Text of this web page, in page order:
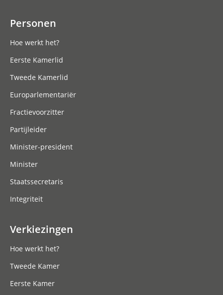
Personen
Hoe werkt het?
Eerste Kamerlid
Tweede Kamerlid
Europarlementariër
Fractievoorzitter
Partijleider
Minister-president
Minister
Staatssecretaris
Integriteit
Verkiezingen
Hoe werkt het?
Tweede Kamer
Eerste Kamer